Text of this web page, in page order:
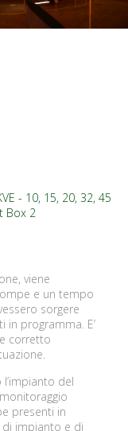
- 10, 15, 20, 32, 45
Box 2
viene
e un tempo
sorgere
in programma. E’
corretto
del
presenti in
impianto e di